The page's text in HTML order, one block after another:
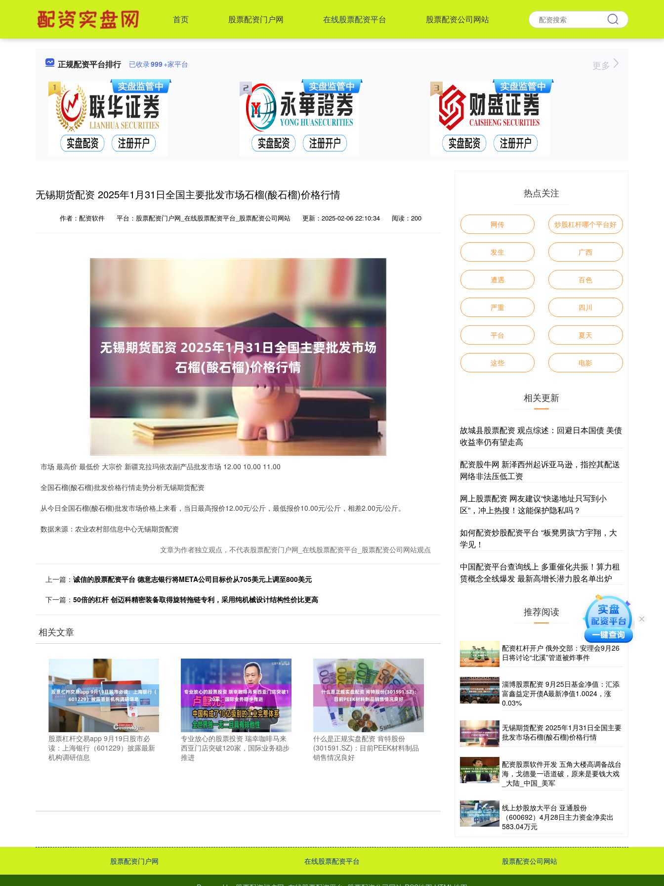
首页 股票配资门户网 在线股票配资平台 股票配资公司网站
正规配资平台排行 已收录999+家平台 更多
无锡期货配资 2025年1月31日全国主要批发市场石榴(酸石榴)价格行情
作者：配资软件 平台：股票配资门户网_在线股票配资平台_股票配资公司网站 更新：2025-02-06 22:10:34 阅读：200
市场 最高价 最低价 大宗价 新疆克拉玛依农副产品批发市场 12.00 10.00 11.00
全国石榴(酸石榴)批发价格行情走势分析无锡期货配资
从今日全国石榴(酸石榴)批发市场价格上来看，当日最高报价12.00元/公斤，最低报价10.00元/公斤，相差2.00元/公斤。
数据来源：农业农村部信息中心无锡期货配资
文章为作者独立观点，不代表股票配资门户网_在线股票配资平台_股票配资公司网站观点
上一篇： 诚信的股票配资平台 德意志银行将META公司目标价从705美元上调至800美元
下一篇： 50倍的杠杆 创迈科精密装备取得旋转拖链专利，采用纯机械设计结构性价比更高
相关文章
股票杠杆交易app 9月19日股市必
读：上海银行（601229）披露最新
机构调研信息
专业放心的股票投资 瑞幸咖啡马来
西亚门店突破120家，国际业务稳步
推进
什么是正规实盘配资 肯特股份
(301591.SZ)：目前PEEK材料制品
销售情况良好
热点关注
网传 炒股杠杆哪个平台好
发生 广西
遭遇 百色
严重 四川
平台 夏天
这些 电影
相关更新
故城县股票配资 观点综述：回避日本国债 美债
收益率仍有望走高
配资股牛网 新泽西州起诉亚马逊，指控其配送
网络非法压低工资
网上股票配资 网友建议“快递地址只写到小
区”，冲上热搜！这能保护隐私吗？
如何配资炒股配资平台 “板凳男孩”方宇翔，大
学见！
中国配资平台查询线上 多重催化共振！算力租
赁概念全线爆发 最新高增长潜力股名单出炉
推荐阅读
配资杠杆开户 俄外交部：安理会9月26
日将讨论“北溪”管道被炸事件
淄博股票配资 9月25日基金净值：汇添
富鑫益定开债A最新净值1.0024，涨
0.03%
无锡期货配资 2025年1月31日全国主要
批发市场石榴(酸石榴)价格行情
配资股票软件开发 五角大楼高调备战台
海，戈德曼一语道破，原来是要钱大戏
_大陆_中国_美军
线上炒股放大平台 亚通股份
（600692）4月28日主力资金净卖出
583.04万元
股票配资门户网 在线股票配资平台 股票配资公司网站